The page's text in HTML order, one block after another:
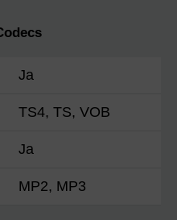
Ja
TS4, TS, VOB
Ja
MP2, MP3